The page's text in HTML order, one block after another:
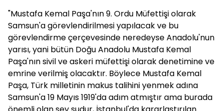
"Mustafa Kemal Paşa'nın 9. Ordu Müfettişi olarak
Samsun'a görevlendirilmesi yapılacak ve bu
görevlendirme çerçevesinde neredeyse Anadolu'nun
yarısı, yani bütün Doğu Anadolu Mustafa Kemal
Paşa'nın sivil ve askeri müfettişi olarak denetimine ve
emrine verilmiş olacaktır. Böylece Mustafa Kemal
Paşa, Türk milletinin makus talihini yenmek adına
Samsun'a 19 Mayıs 1919'da adım atmıştır ama burada